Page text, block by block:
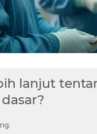
lanjut